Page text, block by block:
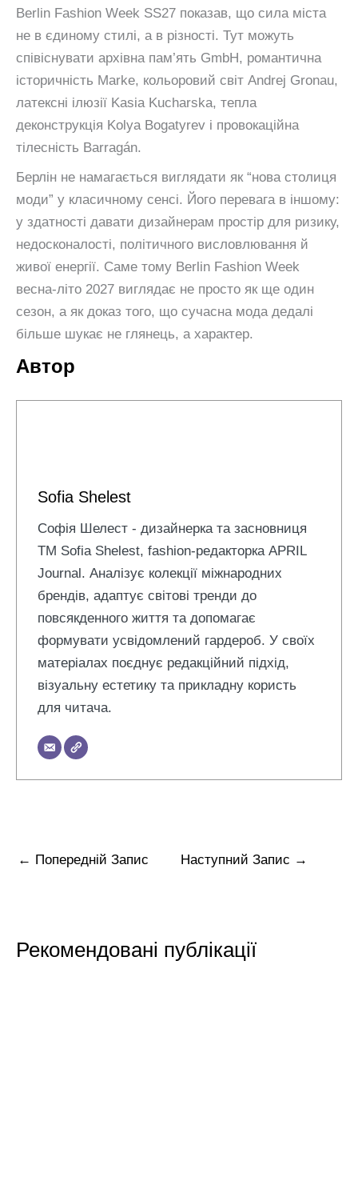
Berlin Fashion Week SS27 показав, що сила міста
не в єдиному стилі, а в різності. Тут можуть
співіснувати архівна пам’ять GmbH, романтична
історичність Marke, кольоровий світ Andrej Gronau,
латексні ілюзії Kasia Kucharska, тепла
деконструкція Kolya Bogatyrev і провокаційна
тілесність Barragán.
Берлін не намагається виглядати як “нова столиця
моди” у класичному сенсі. Його перевага в іншому:
у здатності давати дизайнерам простір для ризику,
недосконалості, політичного висловлювання й
живої енергії. Саме тому Berlin Fashion Week
весна-літо 2027 виглядає не просто як ще один
сезон, а як доказ того, що сучасна мода дедалі
більше шукає не глянець, а характер.
Автор
Sofia Shelest
Софія Шелест - дизайнерка та засновниця
ТМ Sofia Shelest, fashion-редакторка APRIL
Journal. Аналізує колекції міжнародних
брендів, адаптує світові тренди до
повсякденного життя та допомагає
формувати усвідомлений гардероб. У своїх
матеріалах поєднує редакційний підхід,
візуальну естетику та прикладну користь
для читача.
← Попередній Запис Наступний Запис →
Рекомендовані публікації